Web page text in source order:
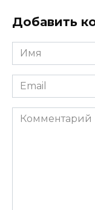
Добавить
Имя
*
Email
*
Комментарий